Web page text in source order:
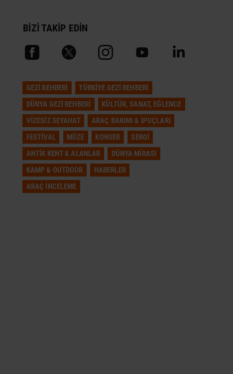
BİZİ TAKİP EDİN
GEZI REHBERI
TÜRKIYE GEZI REHBERI
DÜNYA GEZI REHBERI
KÜLTÜR, SANAT, EĞLENCE
VIZESIZ SEYAHAT
ARAÇ BAKIMI & İPUÇLARI
FESTIVAL
MÜZE KONSER
SERGI
ANTIK KENT & ALANLAR
DÜNYA MIRASI
KAMP & OUTDOOR
HABERLER
ARAÇ İNCELEME